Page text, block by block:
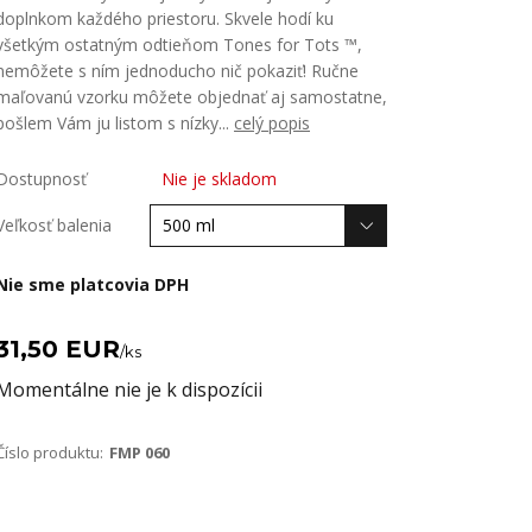
každého priestoru. Skvele hodí ku
ostatným odtieňom Tones for Tots ™,
s ním jednoducho nič pokaziť! Ručne
vzorku môžete objednať aj samostatne,
Vám ju listom s nízky... celý popis
Nie je skladom
balenia
sme platcovia DPH
EUR/ks
nie je k dispozícii
produktu: FMP 060